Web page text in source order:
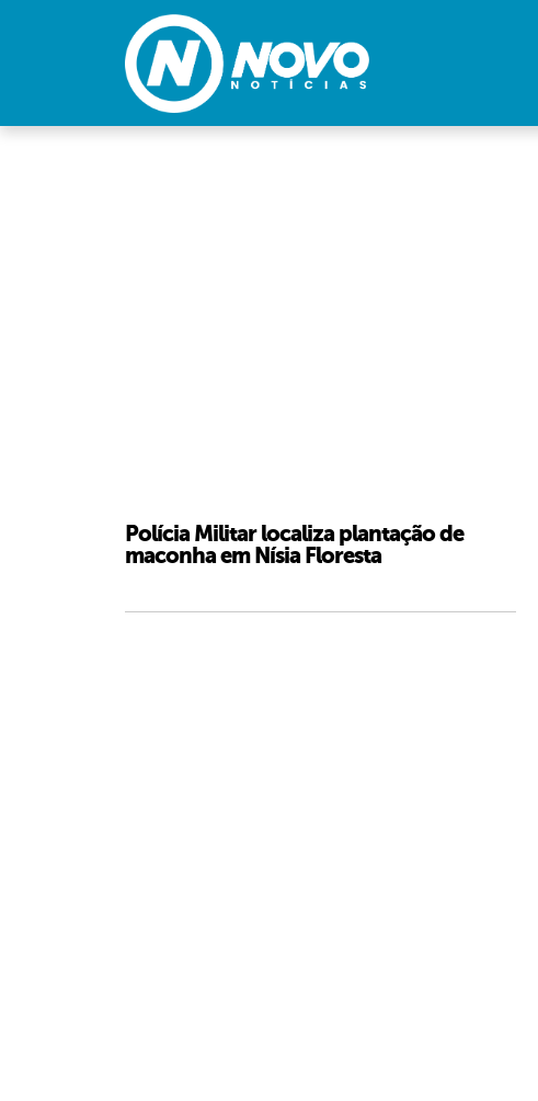
Polícia Militar localiza plantação de
maconha em Nísia Floresta